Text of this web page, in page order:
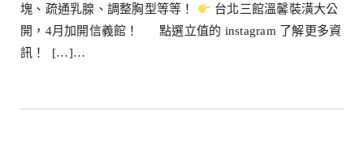
塊、疏通乳腺、調整胸型等等！
台北三館溫馨裝潢大公
開，4月加開信義館！ 點選立值的 instagram 了解更多資
訊！ […]…